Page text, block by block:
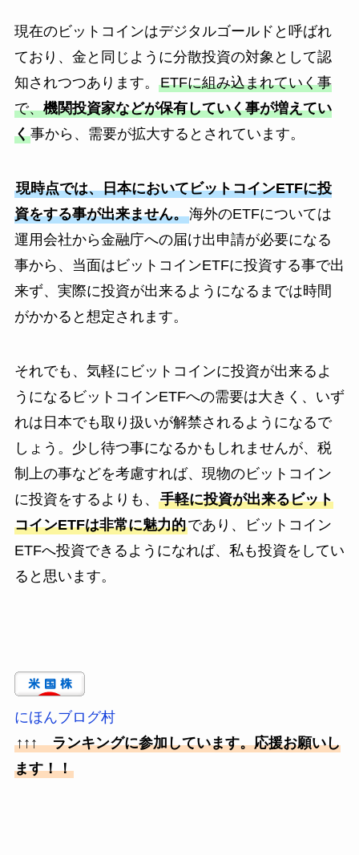
現在のビットコインはデジタルゴールドと呼ばれ
ており、金と同じように分散投資の対象として認
知されつつあります。 ETFに組み込まれていく事
で、機関投資家などが保有していく事が増えてい
く事から、需要が拡大するとされています。
現時点では、日本においてビットコインETFに投
資をする事が出来ません。海外のETFについては
運用会社から金融庁への届け出申請が必要になる
事から、当面はビットコインETFに投資する事で出
来ず、実際に投資が出来るようになるまでは時間
がかかると想定されます。
それでも、気軽にビットコインに投資が出来るよ
うになるビットコインETFへの需要は大きく、いず
れは日本でも取り扱いが解禁されるようになるで
しょう。少し待つ事になるかもしれませんが、税
制上の事などを考慮すれば、現物のビットコイン
に投資をするよりも、 手軽に投資が出来るビット
コインETFは非常に魅力的であり、ビットコイン
ETFへ投資できるようになれば、私も投資をしてい
ると思います。
にほんブログ村
↑↑↑ ランキングに参加しています。応援お願いし
ます！！